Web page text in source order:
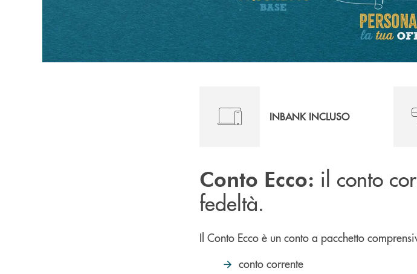
INBANK INCLUSO
Conto Ecco: il conto
fedeltà.
Il Conto Ecco è un conto a pacchetto
conto corrente